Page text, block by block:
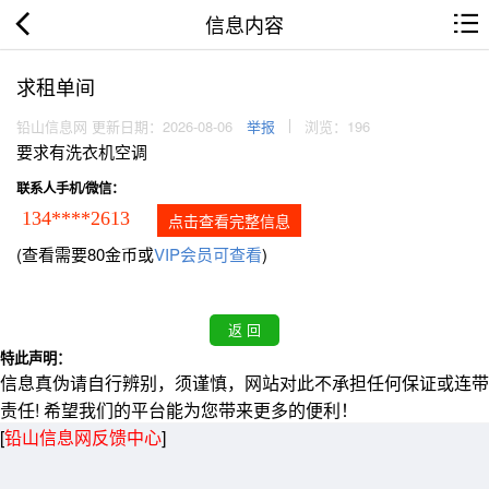
信息内容
求租单间
铅山信息网 更新日期：2026-08-06 举报 浏览：196
要求有洗衣机空调
联系人手机/微信：
134****2613 点击查看完整信息
(查看需要80金币或VIP会员可查看)
特此声明：
信息真伪请自行辨别，须谨慎，网站对此不承担任何保证或连带
责任! 希望我们的平台能为您带来更多的便利！
[铅山信息网反馈中心]